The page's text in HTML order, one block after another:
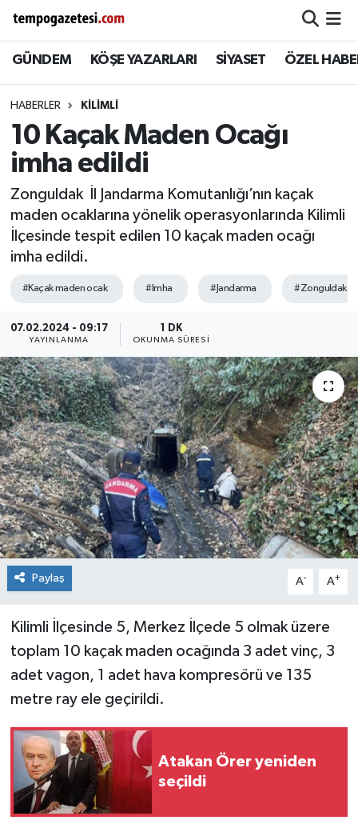
GÜNDEM KÖŞE YAZARLARI SİYASET ÖZEL
HABERLER KILIMLI
10 Kaçak Maden Ocağı
imha edildi
Zonguldak İl Jandarma Komutanlığı’nın kaçak
maden ocaklarına yönelik operasyonlarında Kilimli
İlçesinde tespit edilen 10 kaçak maden ocağı
imha edildi.
#Kaçak maden ocak #Imha #Jandarma #Zonguldak
07.02.2024 - 09:17
YAYINLANMA
1 DK
OKUNMA SÜRESI
Paylaş A- A+
Kilimli İlçesinde 5, Merkez İlçede 5 olmak üzere
toplam 10 kaçak maden ocağında 3 adet vinç, 3
adet vagon, 1 adet hava kompresörü ve 135
metre ray ele geçirildi.
Atakan Örer yeniden
seçildi
Alaplı
Çaycuma
Devrek
Gökçebey
GÜNDEM
Kozlu
Siyaset
SPOR
YAŞAM
Zonguldak
Zonguldak Nöbetçi Eczaneler
Zonguldak Hava Durumu
Zonguldak Namaz Vakitleri
Zonguldak Trafik Yoğunluk Haritası
Süper Lig Puan Durumu ve Fikstür
Tüm Manşetler
Haber Arşivi